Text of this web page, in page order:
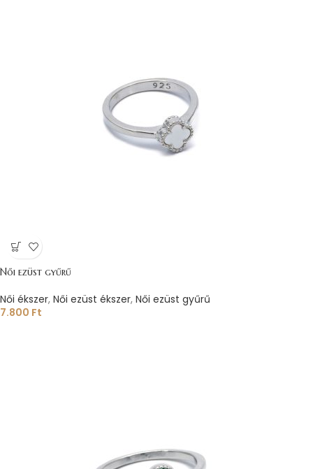
Női ezüst gyűrű
Női ékszer, Női ezüst ékszer, Női ezüst gyűrű
7.800 Ft